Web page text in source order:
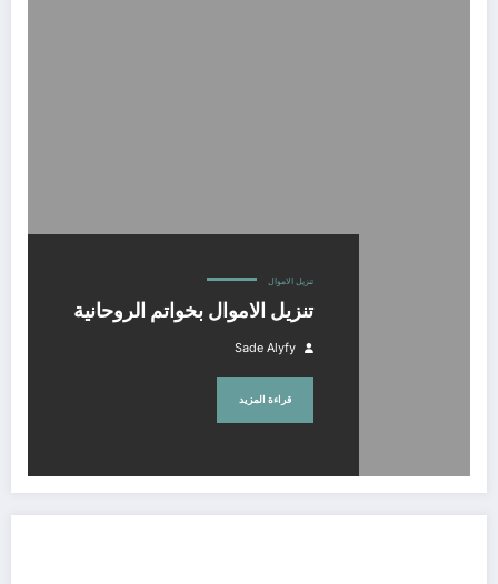
تنزيل الاموال
تنزيل الاموال بخواتم الروحانية
Sade Alyfy
قراءة المزيد